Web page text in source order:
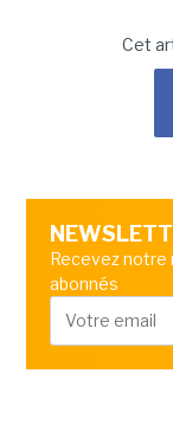
Cet
Recevez
abonnés